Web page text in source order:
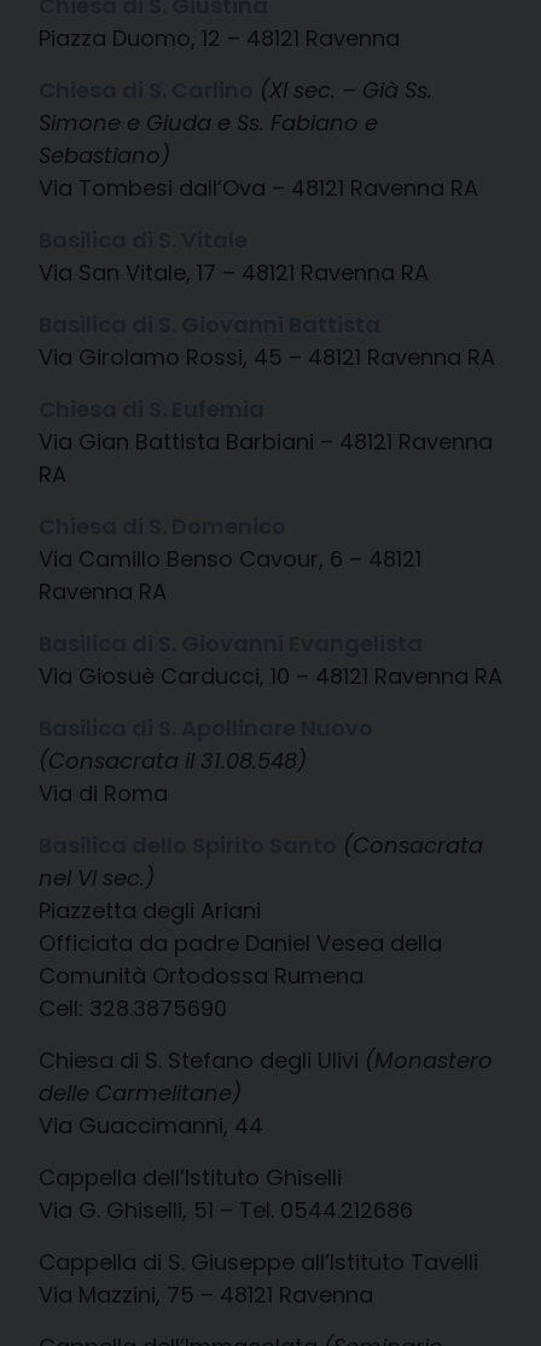
Piazza Duomo, 12 – 48121 Ravenna
(XI sec. – Già Ss.
Simone e Giuda e Ss. Fabiano e
Sebastiano)
Via Tombesi dall’Ova – 48121 Ravenna RA
Via San Vitale, 17 – 48121 Ravenna RA
Via Girolamo Rossi, 45 – 48121 Ravenna RA
Via Gian Battista Barbiani – 48121 Ravenna
RA
Via Camillo Benso Cavour, 6 – 48121
Ravenna RA
Via Giosuè Carducci, 10 – 48121 Ravenna RA
(Consacrata il 31.08.548)
Via di Roma
(Consacrata
nel VI sec.)
Piazzetta degli Ariani
Officiata da padre Daniel Vesea della
Comunità Ortodossa Rumena
Cell: 328.3875690
Chiesa di S. Stefano degli Ulivi (Monastero
delle Carmelitane)
Via Guaccimanni, 44
Cappella dell’Istituto Ghiselli
Via G. Ghiselli, 51 – Tel. 0544.212686
Cappella di S. Giuseppe all’Istituto Tavelli
Via Mazzini, 75 – 48121 Ravenna